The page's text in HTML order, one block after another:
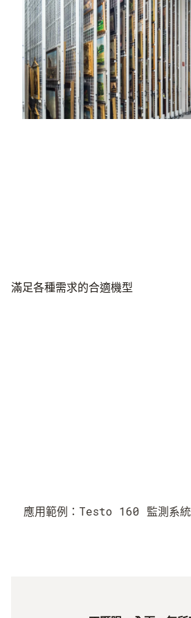
滿足各種需求的合適機型
應用範例：Testo 160 監測系統